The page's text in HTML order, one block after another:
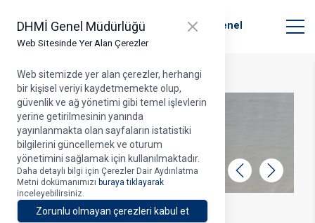
DHMİ Genel Müdürlüğü
Web Sitesinde Yer Alan Çerezler
Close panel
Web sitemizde yer alan çerezler, herhangi
bir kişisel veriyi kaydetmemekte olup,
güvenlik ve ağ yönetimi gibi temel işlevlerin
yerine getirilmesinin yanında
yayınlanmakta olan sayfaların istatistiki
bilgilerini güncellemek ve oturum
yönetimini sağlamak için kullanılmaktadır.
Daha detaylı bilgi için Çerezler Dair Aydınlatma
Metni dokümanımızı buraya tıklayarak
inceleyebilirsiniz.
Zorunlu olmayan çerezleri kabul et
Devlet Hava Meydanları İşletmesi Genel
Müdürlüğü
Geri İleri
10.08.2023